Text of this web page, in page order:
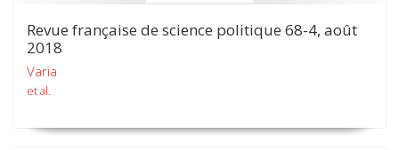
Revue française de science politique 68-4, août
2018
Varia
et al.